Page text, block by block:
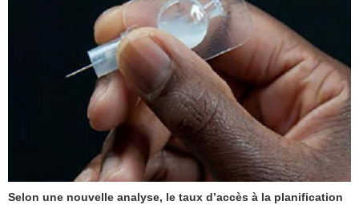
Selon une nouvelle analyse, le taux d’accès à la planification